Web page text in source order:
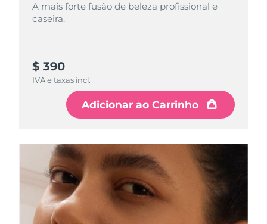
A mais forte fusão de beleza profissional e
caseira.
$ 390
IVA e taxas incl.
Adicionar ao Carrinho